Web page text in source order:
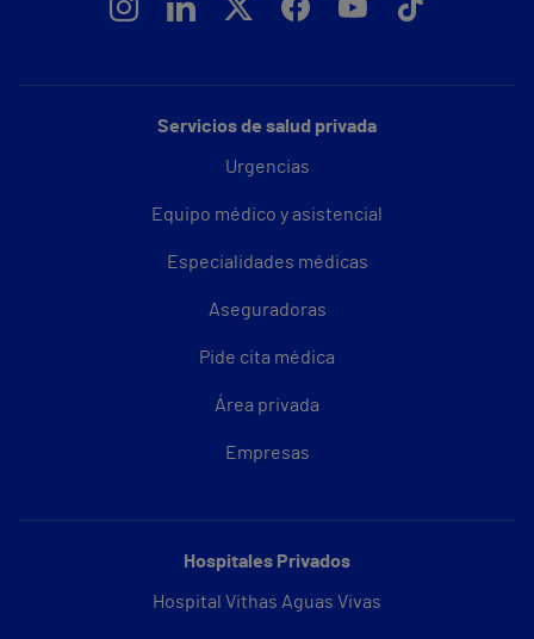
Servicios de salud privada
Urgencias
Equipo médico y asistencial
Especialidades médicas
Aseguradoras
Pide cita médica
Área privada
Empresas
Hospitales Privados
Hospital Vithas Aguas Vivas